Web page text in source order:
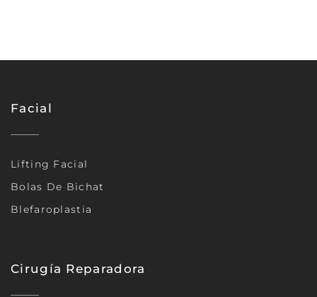
Facial
Lifting Facial
Bolas De Bichat
Blefaroplastia
Cirugía Reparadora